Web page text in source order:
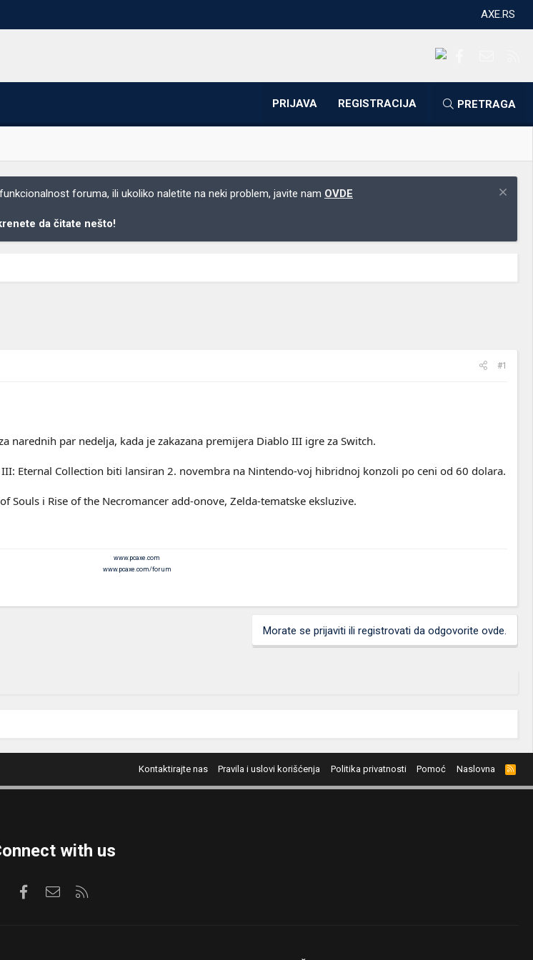
AXE.RS
PRIJAVA REGISTRACIJA PRETRAGA
foruma, ili ukoliko naletite na neki problem, javite nam OVDE
da čitate nešto!
#1
narednih par nedelja, kada je zakazana premijera Diablo III igre za Switch.
Eternal Collection biti lansiran 2. novembra na Nintendo-voj hibridnoj konzoli po ceni od 60 dolara.
Souls i Rise of the Necromancer add-onove, Zelda-tematske eksluzive.
www.pcaxe.com
www.pcaxe.com/forum
Morate se prijaviti ili registrovati da odgovorite ovde.
Kontaktirajte nas Pravila i uslovi korišćenja Politika privatnosti Pomoć Naslovna
R
S
S
with us
FacebookKontaktirajte nas